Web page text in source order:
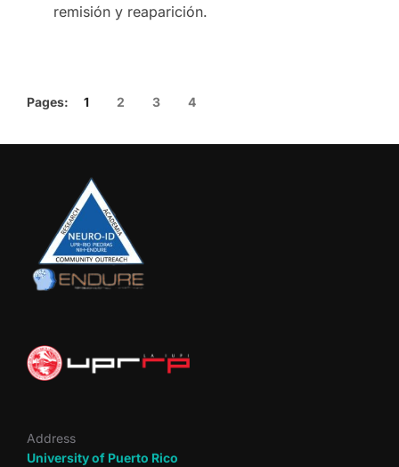
remisión y reaparición.
Pages: 1 2 3 4
Address
University of Puerto Rico